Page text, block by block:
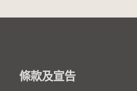
條款及宣告